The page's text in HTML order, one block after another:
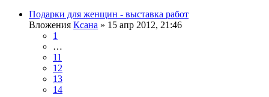
Подарки для женщин - выставка работ
Вложения Ксана » 15 апр 2012, 21:46
1
…
11
12
13
14